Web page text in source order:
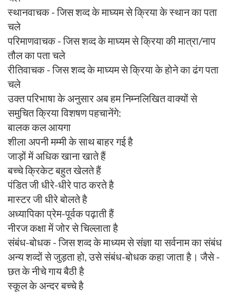
स्थानवाचक - जिस शव्द के माघ्यम से क्रिया के स्थान का पता
चले
परिमाणवाचक - जिस शव्द के माघ्यम से क्रिया की मात्रा/नाप
तौल का पता चले
रीतिवाचक - जिस शव्द के माघ्यम से क्रिया के होने का ढंग पता
चले
उक्त परिभाषा के अनुसार अब हम निम्नलिखित वाक्यों से
समुचित क्रिया विशषण पहचानेंगे:
बालक कल आयगा
शीला अपनी मम्मी के साथ बाहर गई है
जाड़ों में अधिक खाना खाते हैं
बच्चे क्रिकेट बहुत खेलते हैं
पंडित जी धीरे-धीरे पाठ करते है
मास्टर जी धीरे बोलते है
अध्यापिका प्रेम-पूर्वक पढ़ाती हैं
नीरज कक्षा में जोर से चिल्लाता है
संबंध-बोधक - जिस शव्द के माध्यम से संज्ञा या सर्वनाम का संबंध
अन्य शव्दों से जुड़ता हो, उसे संबंध-बोधक कहा जाता है। जैसे -
छत के नीचे गाय बैठी है
स्कूल के अन्दर बच्चे है